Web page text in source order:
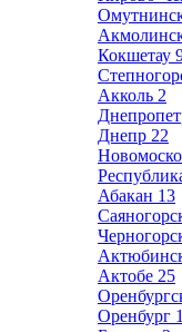
Кокшетау
Акколь 2
Днепр 22
Абакан 13
Актобе 25
Оренбург